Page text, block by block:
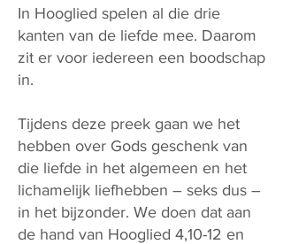
In Hooglied spelen al die drie
kanten van de liefde mee. Daarom
zit er voor iedereen een boodschap
in.
Tijdens deze preek gaan we het
hebben over Gods geschenk van
die liefde in het algemeen en het
lichamelijk liefhebben – seks dus –
in het bijzonder. We doen dat aan
de hand van Hooglied 4,10-12 en